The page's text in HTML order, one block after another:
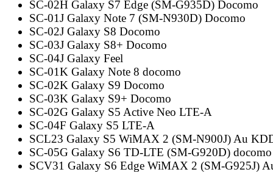
SC-02H Galaxy S7 Edge (SM-G935D) Docomo
SC-01J Galaxy Note 7 (SM-N930D) Docomo
SC-02J Galaxy S8 Docomo
SC-03J Galaxy S8+ Docomo
SC-04J Galaxy Feel
SC-01K Galaxy Note 8 docomo
SC-02K Galaxy S9 Docomo
SC-03K Galaxy S9+ Docomo
SC-02G Galaxy S5 Active Neo LTE-A
SC-04F Galaxy S5 LTE-A
SCL23 Galaxy S5 WiMAX 2 (SM-N900J) Au
SC-05G Galaxy S6 TD-LTE (SM-G920D) docomo
SCV31 Galaxy S6 Edge WiMAX 2 (SM-G925J)